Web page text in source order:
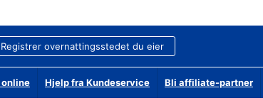
Registrer overnattingsstedet du eier
online Hjelp fra Kundeservice Bli affiliate-partner